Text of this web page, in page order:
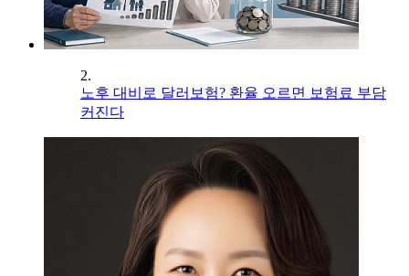
2.
노후 대비로 달러보험? 환율 오르면 보험료 부담
커진다